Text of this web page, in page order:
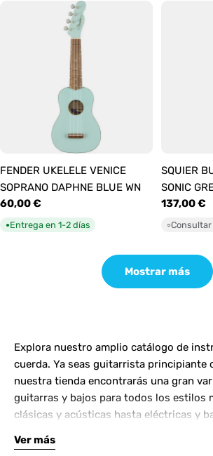
FENDER UKELELE VENICE
SOPRANO DAPHNE BLUE WN
Precio
habitual
60,00 €
●Entrega en 1-2 días
SQUIER
SONIC
Precio
habitual
137,00 €
○
Mostrar más
Explora nuestro amplio catálogo de
cuerda. Ya seas guitarrista principiante
nuestra tienda encontrarás una gran
guitarras y bajos para todos los estilos
clásicas y acústicas hasta eléctricas y
Complementa tu instrumento con
Ver más